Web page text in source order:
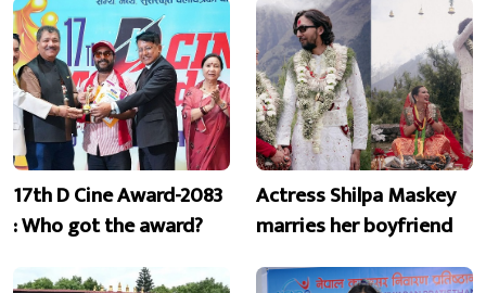
17th D Cine Award-2083
: Who got the award?
Actress Shilpa Maskey
marries her boyfriend